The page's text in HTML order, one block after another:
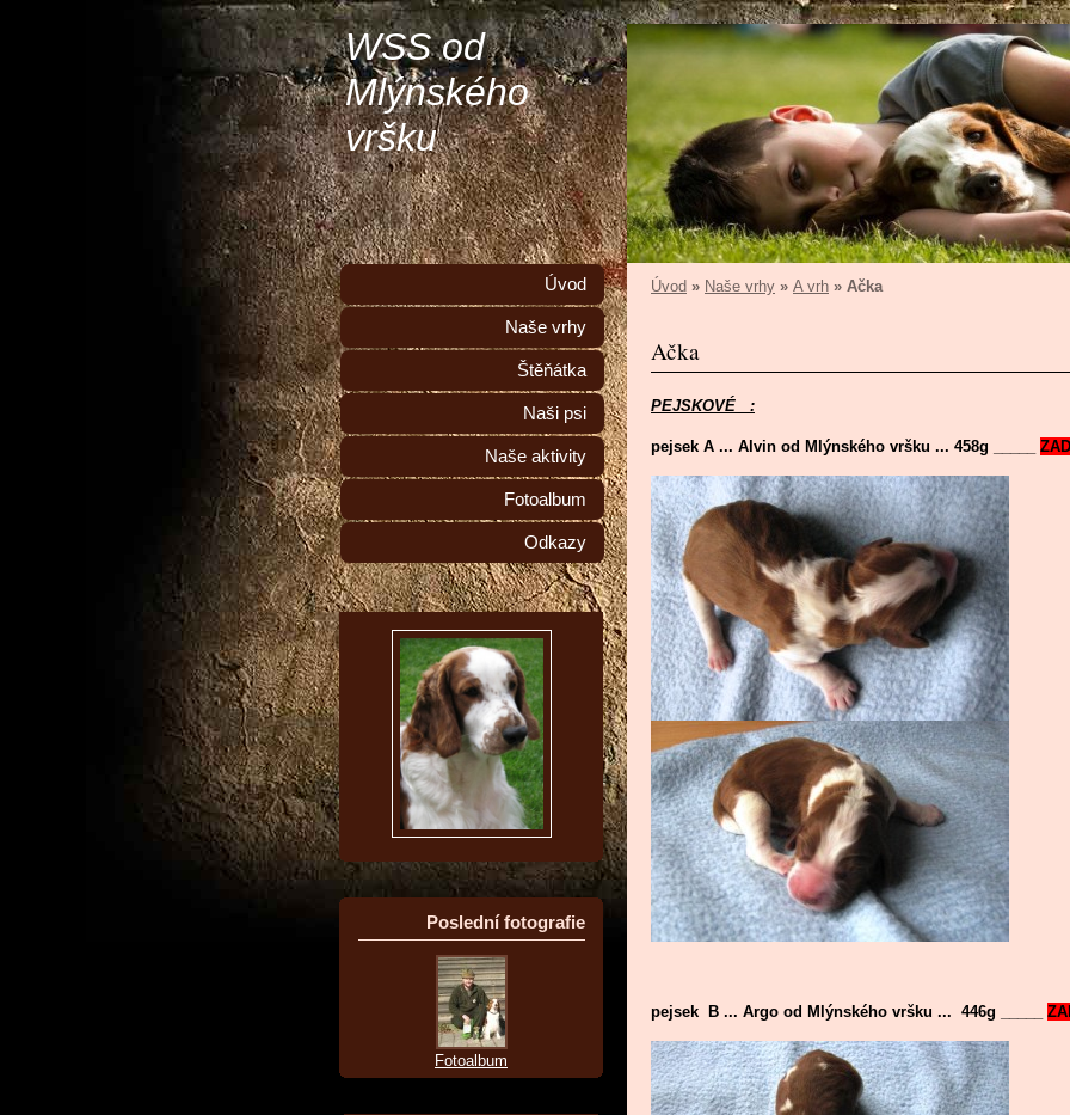
WSS od
Mlýnského
vršku
Úvod » Naše vrhy » A vrh » Ačka
Ačka
PEJSKOVÉ :
pejsek A ... Alvin od Mlýnského vršku ... 458g _____
pejsek B ... Argo od Mlýnského vršku ... 446g _____
Úvod
Naše vrhy
Štěňátka
Naši psi
Naše aktivity
Fotoalbum
Odkazy
Poslední fotografie
Fotoalbum